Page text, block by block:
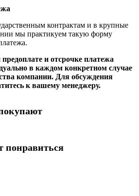
контрактам и в крупные
мы практикуем такую форму
и отсрочке платежа
в каждом конкретном случае
компании. Для обсуждения
к вашему менеджеру.
понравиться